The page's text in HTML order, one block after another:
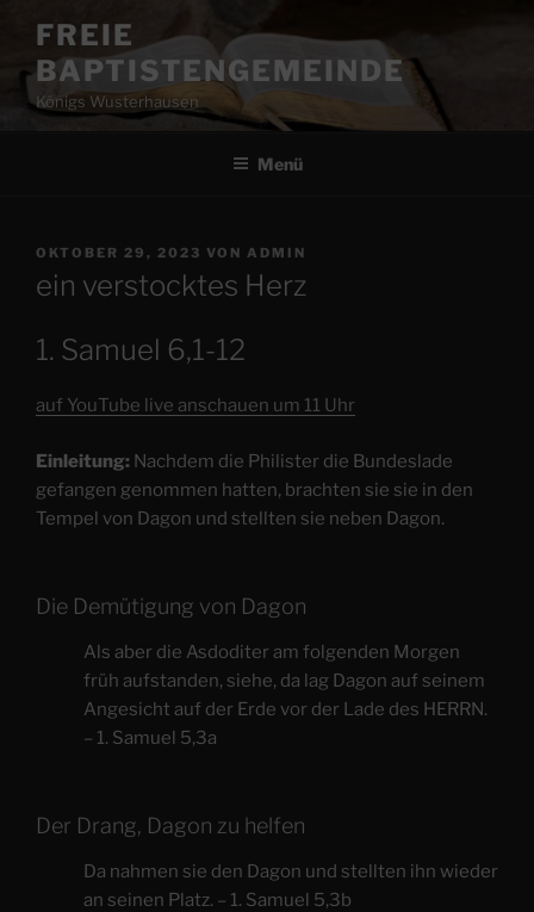
Inhalt
springen
FREIE
BAPTISTENGEMEINDE
Königs Wusterhausen
Menü
VERÖFFENTLICHT
AM
OKTOBER 29, 2023 VON ADMIN
ein verstocktes Herz
1. Samuel 6,1-12
auf YouTube live anschauen um 11 Uhr
Einleitung: Nachdem die Philister die Bundeslade
gefangen genommen hatten, brachten sie sie in den
Tempel von Dagon und stellten sie neben Dagon.
Die Demütigung von Dagon
Als aber die Asdoditer am folgenden Morgen
früh aufstanden, siehe, da lag Dagon auf seinem
Angesicht auf der Erde vor der Lade des HERRN.
– 1. Samuel 5,3a
Der Drang, Dagon zu helfen
Da nahmen sie den Dagon und stellten ihn wieder
an seinen Platz. – 1. Samuel 5,3b